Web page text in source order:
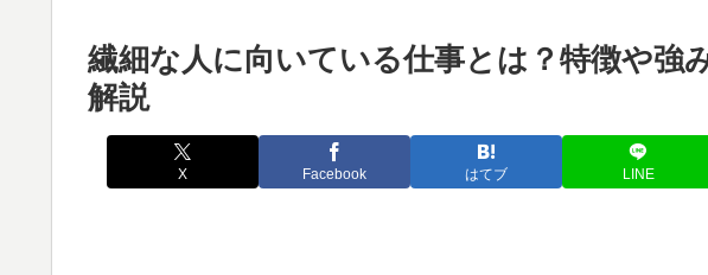
繊細な人に向いている仕事とは？特徴や強
解説
X Facebook はてブ LINE